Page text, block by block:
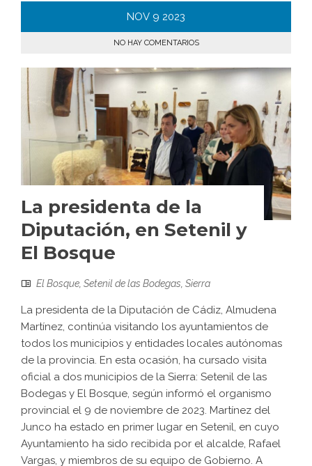
NOV 9 2023
NO HAY COMENTARIOS
La presidenta de la
Diputación, en Setenil y
El Bosque
El Bosque Setenil de las Bodegas Sierra
La presidenta de la Diputación de Cádiz, Almudena
Martínez, continúa visitando los ayuntamientos de
todos los municipios y entidades locales autónomas
de la provincia. En esta ocasión, ha cursado visita
oficial a dos municipios de la Sierra: Setenil de las
Bodegas y El Bosque, según informó el organismo
provincial el 9 de noviembre de 2023. Martínez del
Junco ha estado en primer lugar en Setenil, en cuyo
Ayuntamiento ha sido recibida por el alcalde, Rafael
Vargas, y miembros de su equipo de Gobierno. A